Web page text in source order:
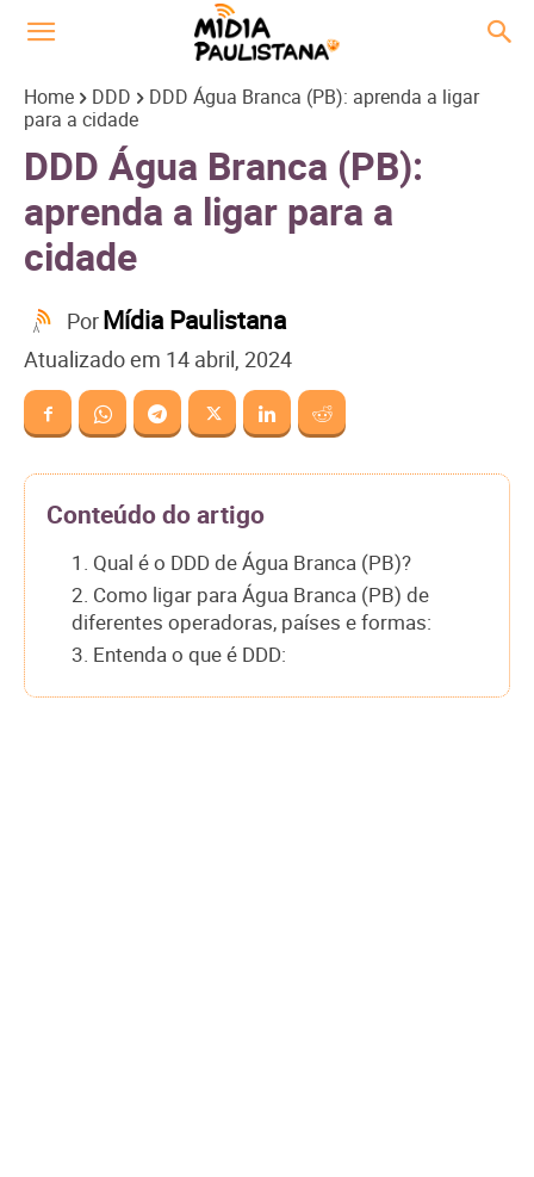
Home DDD
DDD Água Branca (PB): aprenda a ligar
para a cidade
DDD Água Branca (PB):
aprenda a ligar para a
cidade
PorMídia Paulistana
Atualizado em 14 abril, 2024
Conteúdo do artigo
1. Qual é o DDD de Água Branca (PB)?
2. Como ligar para Água Branca (PB) de
diferentes operadoras, países e formas:
3. Entenda o que é DDD: